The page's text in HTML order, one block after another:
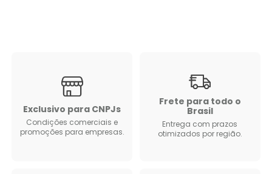
Exclusivo para CNPJs
Condições comerciais e
promoções para empresas.
Frete para todo o
Brasil
Entrega com prazos
otimizados por região.